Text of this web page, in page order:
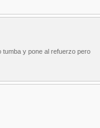
tumba y pone al refuerzo pero